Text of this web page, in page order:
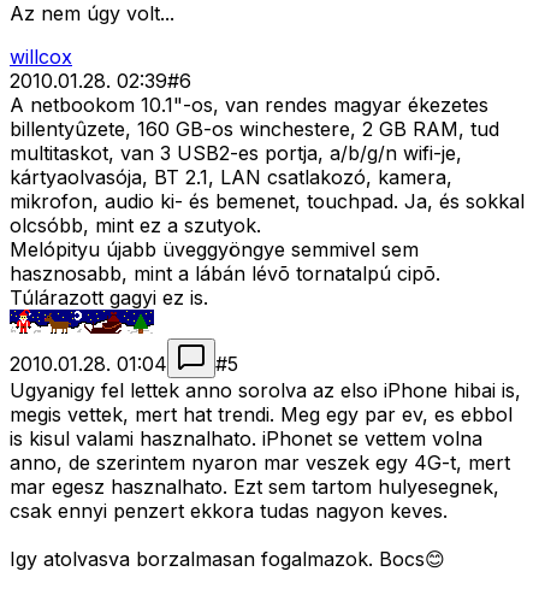
Az nem úgy volt...
willcox
2010.01.28. 02:39#6
A netbookom 10.1"-os, van rendes magyar ékezetes
billentyûzete, 160 GB-os winchestere, 2 GB RAM, tud
multitaskot, van 3 USB2-es portja, a/b/g/n wifi-je,
kártyaolvasója, BT 2.1, LAN csatlakozó, kamera,
mikrofon, audio ki- és bemenet, touchpad. Ja, és sokkal
olcsóbb, mint ez a szutyok.
Melópityu újabb üveggyöngye semmivel sem
hasznosabb, mint a lábán lévõ tornatalpú cipõ.
Túlárazott gagyi ez is.
2010.01.28. 01:04 #5
Ugyanigy fel lettek anno sorolva az elso iPhone hibai is,
megis vettek, mert hat trendi. Meg egy par ev, es ebbol
is kisul valami hasznalhato. iPhonet se vettem volna
anno, de szerintem nyaron mar veszek egy 4G-t, mert
mar egesz hasznalhato. Ezt sem tartom hulyesegnek,
csak ennyi penzert ekkora tudas nagyon keves.
Igy atolvasva borzalmasan fogalmazok. Bocs😊